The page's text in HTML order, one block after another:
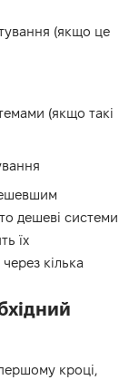
(якщо це
(якщо такі
дешеві системи
їх
кілька
кроці,